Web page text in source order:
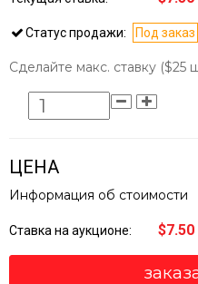
Статус продажи: Под заказ
Сделайте макс. ставку ($25
ЦЕНА
Информация об стоимости
Ставка на аукционе: $7.50